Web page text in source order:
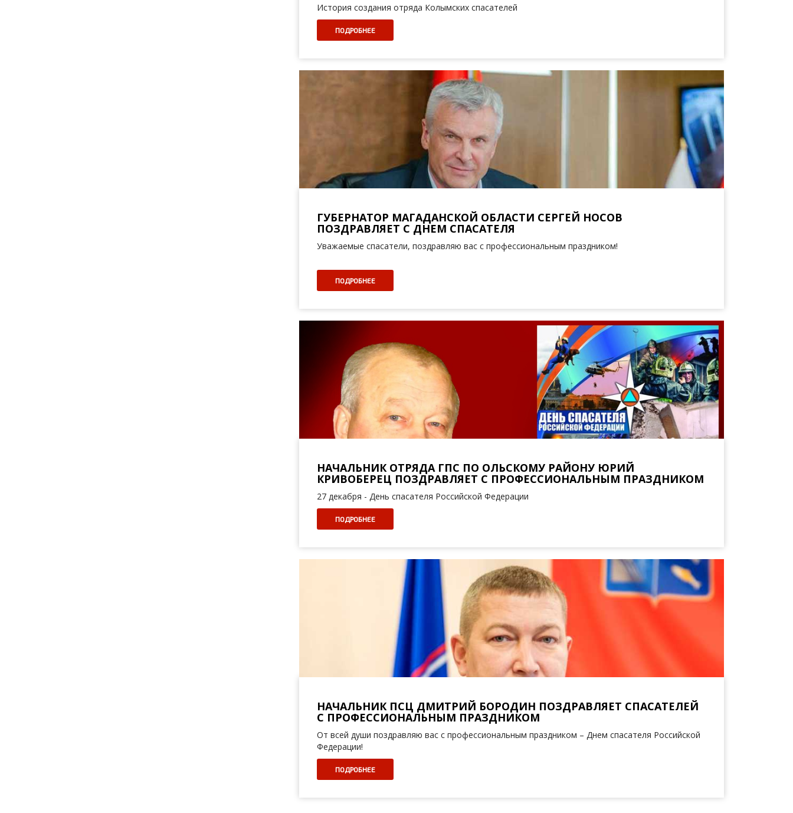
История создания отряда Колымских спасателей
ПОДРОБНЕЕ
ГУБЕРНАТОР МАГАДАНСКОЙ ОБЛАСТИ СЕРГЕЙ НОСОВ
ПОЗДРАВЛЯЕТ С ДНЕМ СПАСАТЕЛЯ
Уважаемые спасатели, поздравляю вас с профессиональным праздником!
ПОДРОБНЕЕ
НАЧАЛЬНИК ОТРЯДА ГПС ПО ОЛЬСКОМУ РАЙОНУ ЮРИЙ
КРИВОБЕРЕЦ ПОЗДРАВЛЯЕТ С ПРОФЕССИОНАЛЬНЫМ ПРАЗДНИКОМ
27 декабря - День спасателя Российской Федерации
ПОДРОБНЕЕ
НАЧАЛЬНИК ПСЦ ДМИТРИЙ БОРОДИН ПОЗДРАВЛЯЕТ СПАСАТЕЛЕЙ
С ПРОФЕССИОНАЛЬНЫМ ПРАЗДНИКОМ
От всей души поздравляю вас с профессиональным праздником – Днем спасателя Российской
Федерации!
ПОДРОБНЕЕ